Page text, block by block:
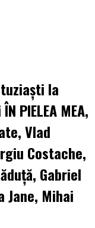
la
PIELEA MEA,
Vlad
Costache,
Gabriel
Jane, Mihai